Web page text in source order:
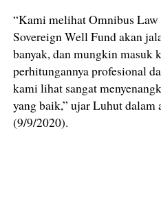
“Kami melihat Omnibus Law
Sovereign Well Fund akan
banyak, dan mungkin
perhitungannya profesional
kami lihat sangat
yang baik,” ujar Luhut dalam
(9/9/2020).